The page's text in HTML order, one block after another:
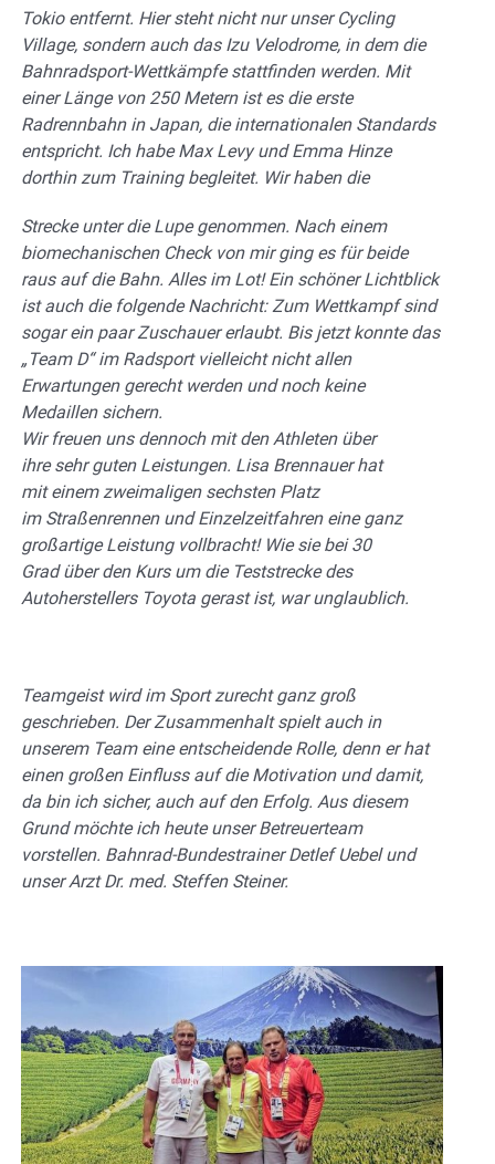
Tokio entfernt. Hier steht nicht nur unser Cycling
Village, sondern auch das Izu Velodrome, in dem die
Bahnradsport-Wettkämpfe stattfinden werden. Mit
einer Länge von 250 Metern ist es die erste
Radrennbahn in Japan, die internationalen Standards
entspricht. Ich habe Max Levy und Emma Hinze
dorthin zum Training begleitet. Wir haben die
Strecke unter die Lupe genommen. Nach einem
biomechanischen Check von mir ging es für beide
raus auf die Bahn. Alles im Lot! Ein schöner Lichtblick
ist auch die folgende Nachricht: Zum Wettkampf sind
sogar ein paarZuschauer erlaubt. Bis jetzt konnte das
„Team D“ im Radsport vielleicht nicht allen
Erwartungen gerecht werden und noch keine
Medaillen sichern.
Wir freuen uns dennoch mit den Athleten über
ihre sehr guten Leistungen. Lisa Brennauer hat
mit einem zweimaligen sechsten Platz
im Straßenrennen und Einzelzeitfahren eine ganz
großartige Leistung vollbracht! Wie sie bei 30
Grad über den Kurs um die Teststrecke des
Autoherstellers Toyota gerast ist, war unglaublich.
Teamgeist wird im Sport zurecht ganz groß
geschrieben. Der Zusammenhalt spielt auch in
unserem Team eine entscheidende Rolle, denn er hat
einen großen Einfluss auf die Motivation und damit,
da bin ich sicher, auch auf den Erfolg. Aus diesem
Grund möchte ich heute unser Betreuerteam
vorstellen. Bahnrad-Bundestrainer Detlef Uebel und
unser Arzt Dr. med. Steffen Steiner.